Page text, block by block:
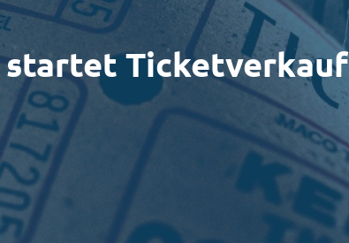
startet Ticketverkauf